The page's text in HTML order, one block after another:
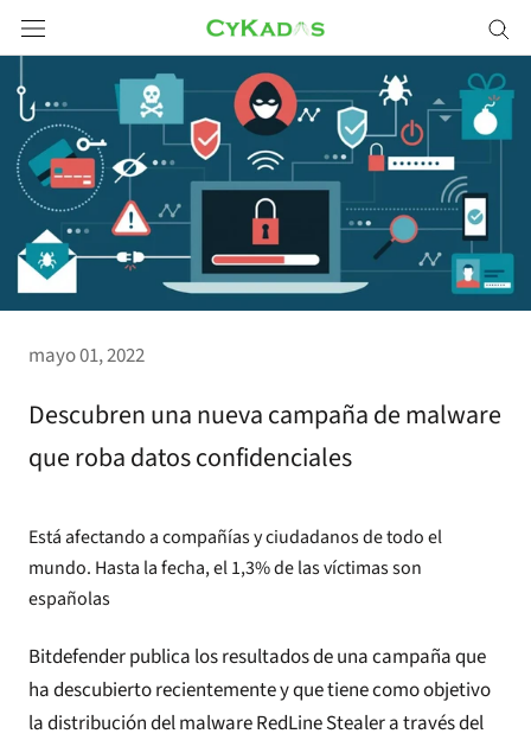
Saltar
a
contenido
mayo 01, 2022
Descubren una nueva campaña de malware
que roba datos confidenciales
Está afectando a compañías y ciudadanos de todo el
mundo. Hasta la fecha, el 1,3% de las víctimas son
españolas
Bitdefender publica los resultados de una campaña que
ha descubierto recientemente y que tiene como objetivo
la distribución del malware RedLine Stealer a través del